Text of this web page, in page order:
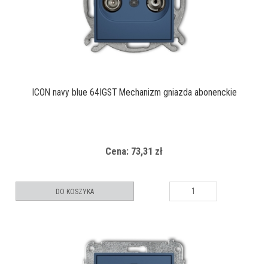
ICON navy blue 64IGST Mechanizm gniazda abonenckie
Cena: 73,31 zł
DO KOSZYKA